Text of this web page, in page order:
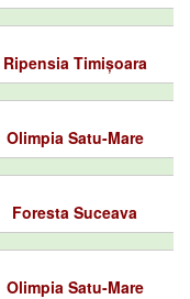
Ripensia Timișoara
Olimpia Satu-Mare
Foresta Suceava
Olimpia Satu-Mare